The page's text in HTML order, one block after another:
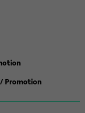
/ Promotion